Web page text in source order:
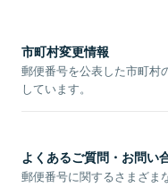
市町村変更情報
郵便番号を公表した市町村
しています。
よくあるご質問・お問い
郵便番号に関するさまざま